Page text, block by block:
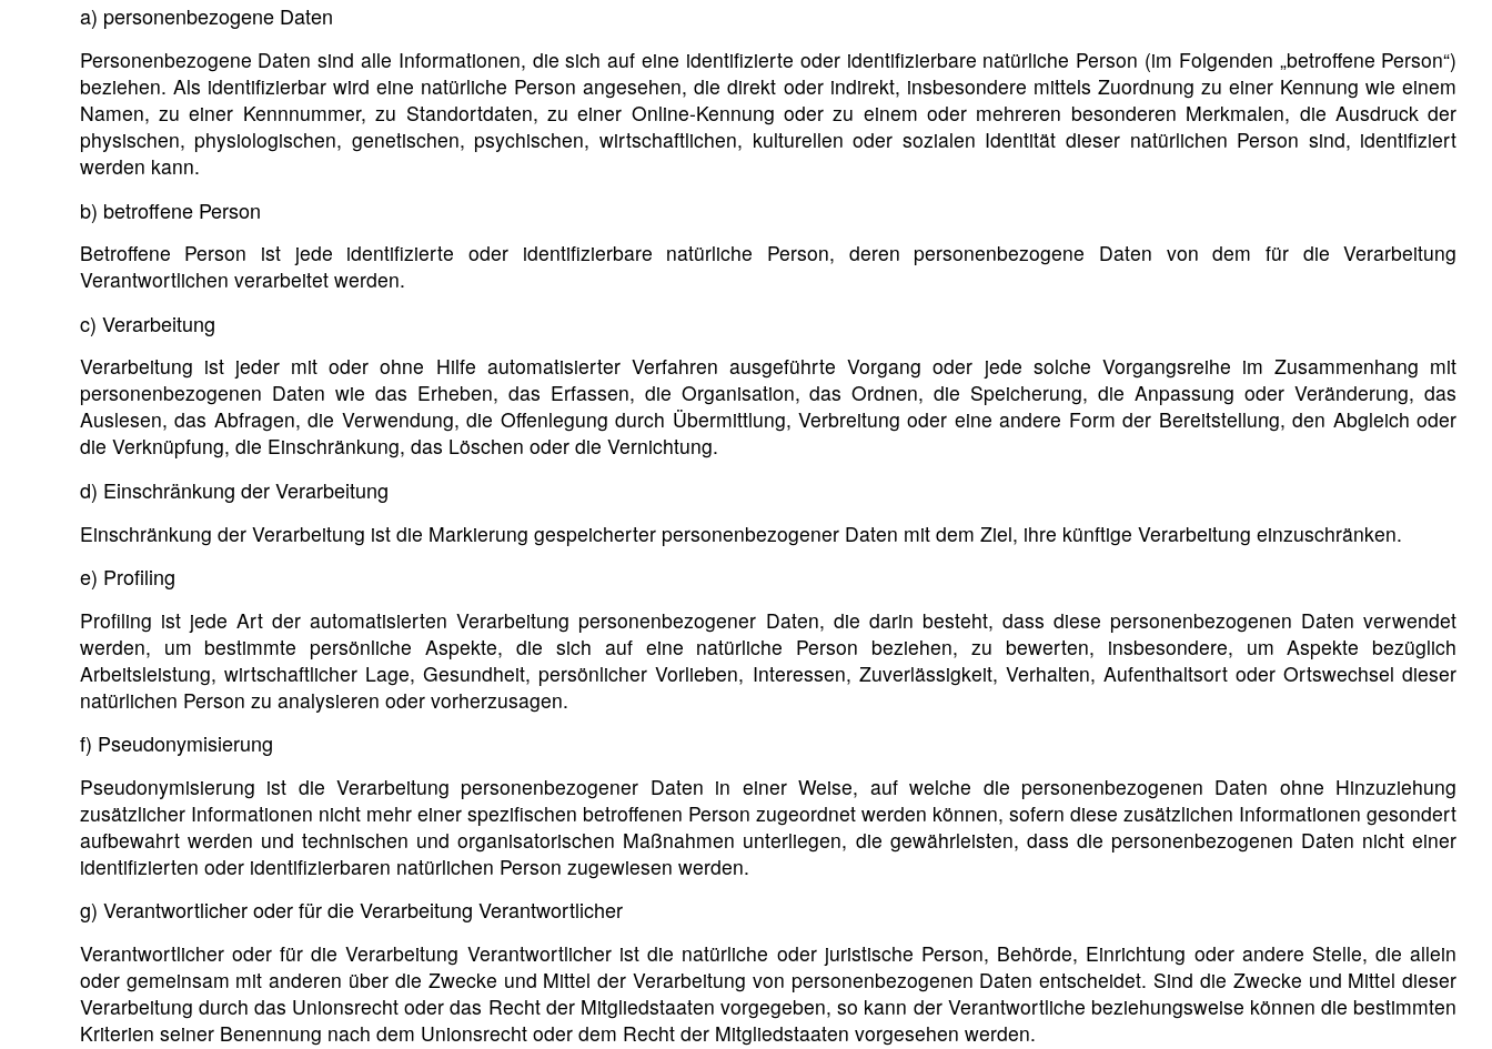
a) personenbezogene Daten
Personenbezogene Daten sind alle Informationen, die sich auf eine identifizierte oder identifizierbare natürliche Person (im Folgenden „betroffene Person“)
beziehen. Als identifizierbar wird eine natürliche Person angesehen, die direkt oder indirekt, insbesondere mittels Zuordnung zu einer Kennung wie einem
Namen, zu einer Kennnummer, zu Standortdaten, zu einer Online-Kennung oder zu einem oder mehreren besonderen Merkmalen, die Ausdruck der
physischen, physiologischen, genetischen, psychischen, wirtschaftlichen, kulturellen oder sozialen Identität dieser natürlichen Person sind, identifiziert
werden kann.
b) betroffene Person
Betroffene Person ist jede identifizierte oder identifizierbare natürliche Person, deren personenbezogene Daten von dem für die Verarbeitung
Verantwortlichen verarbeitet werden.
c) Verarbeitung
Verarbeitung ist jeder mit oder ohne Hilfe automatisierter Verfahren ausgeführte Vorgang oder jede solche Vorgangsreihe im Zusammenhang mit
personenbezogenen Daten wie das Erheben, das Erfassen, die Organisation, das Ordnen, die Speicherung, die Anpassung oder Veränderung, das
Auslesen, das Abfragen, die Verwendung, die Offenlegung durch Übermittlung, Verbreitung oder eine andere Form der Bereitstellung, den Abgleich oder
die Verknüpfung, die Einschränkung, das Löschen oder die Vernichtung.
d) Einschränkung der Verarbeitung
Einschränkung der Verarbeitung ist die Markierung gespeicherter personenbezogener Daten mit dem Ziel, ihre künftige Verarbeitung einzuschränken.
e) Profiling
Profiling ist jede Art der automatisierten Verarbeitung personenbezogener Daten, die darin besteht, dass diese personenbezogenen Daten verwendet
werden, um bestimmte persönliche Aspekte, die sich auf eine natürliche Person beziehen, zu bewerten, insbesondere, um Aspekte bezüglich
Arbeitsleistung, wirtschaftlicher Lage, Gesundheit, persönlicher Vorlieben, Interessen, Zuverlässigkeit, Verhalten, Aufenthaltsort oder Ortswechsel dieser
natürlichen Person zu analysieren oder vorherzusagen.
f) Pseudonymisierung
Pseudonymisierung ist die Verarbeitung personenbezogener Daten in einer Weise, auf welche die personenbezogenen Daten ohne Hinzuziehung
zusätzlicher Informationen nicht mehr einer spezifischen betroffenen Person zugeordnet werden können, sofern diese zusätzlichen Informationen gesondert
aufbewahrt werden und technischen und organisatorischen Maßnahmen unterliegen, die gewährleisten, dass die personenbezogenen Daten nicht einer
identifizierten oder identifizierbaren natürlichen Person zugewiesen werden.
g) Verantwortlicher oder für die Verarbeitung Verantwortlicher
Verantwortlicher oder für die Verarbeitung Verantwortlicher ist die natürliche oder juristische Person, Behörde, Einrichtung oder andere Stelle, die allein
oder gemeinsam mit anderen über die Zwecke und Mittel der Verarbeitung von personenbezogenen Daten entscheidet. Sind die Zwecke und Mittel dieser
Verarbeitung durch das Unionsrecht oder das Recht der Mitgliedstaaten vorgegeben, so kann der Verantwortliche beziehungsweise können die bestimmten
Kriterien seiner Benennung nach dem Unionsrecht oder dem Recht der Mitgliedstaaten vorgesehen werden.